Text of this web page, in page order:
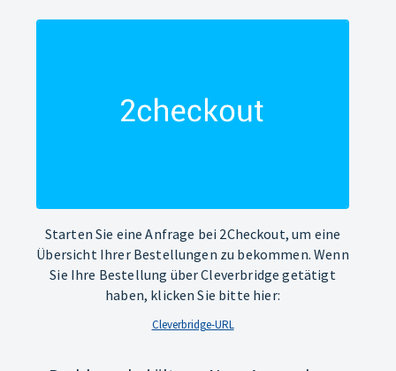
Starten Sie eine Anfrage bei 2Checkout, um eine
Übersicht Ihrer Bestellungen zu bekommen. Wenn
Sie Ihre Bestellung über Cleverbridge getätigt
haben, klicken Sie bitte hier:
Cleverbridge-URL